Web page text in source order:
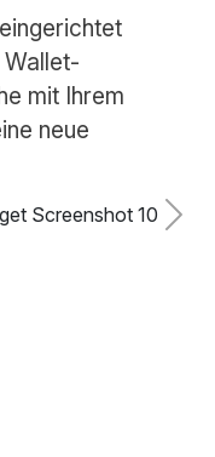
Wallet-
mit Ihrem
neue
Next